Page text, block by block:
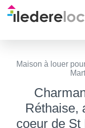
Maison à louer
Réthaise,
coeur de St